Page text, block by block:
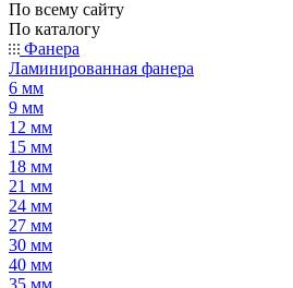
По всему сайту
По каталогу
Фанера
Ламинированная фанера
6 мм
9 мм
12 мм
15 мм
18 мм
21 мм
24 мм
27 мм
30 мм
40 мм
35 мм